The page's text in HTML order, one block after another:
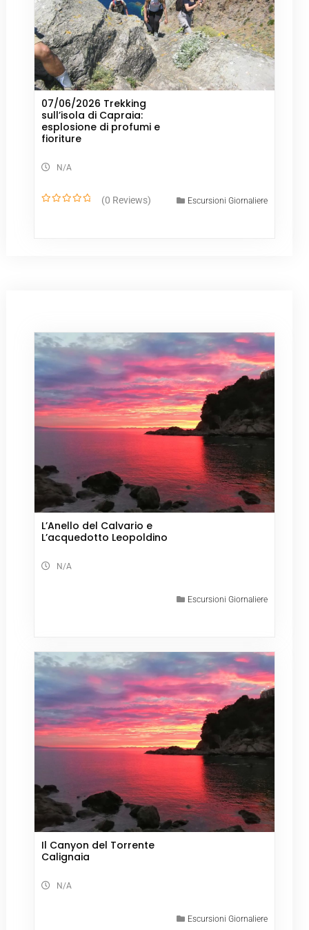
07/06/2026 Trekking
sull’isola di Capraia:
esplosione di profumi e
fioriture
N/A
(0 Reviews) Escursioni Giornaliere
L’Anello del Calvario e
L’acquedotto Leopoldino
N/A
Escursioni Giornaliere
Il Canyon del Torrente
Calignaia
N/A
Escursioni Giornaliere